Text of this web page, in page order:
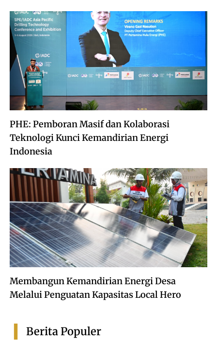
PHE: Pemboran Masif dan Kolaborasi
Teknologi Kunci Kemandirian Energi
Indonesia
Membangun Kemandirian Energi Desa
Melalui Penguatan Kapasitas Local Hero
Berita Populer